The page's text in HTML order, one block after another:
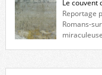
niche qui contient une
Le couvent
Reportage
Romans-
l’histoire de la